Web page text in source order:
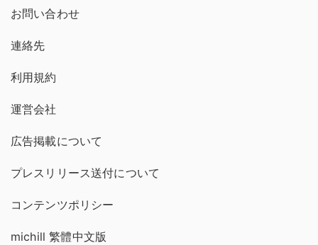
お問い合わせ
連絡先
利用規約
運営会社
広告掲載について
プレスリリース送付について
コンテンツポリシー
michill 繁體中文版